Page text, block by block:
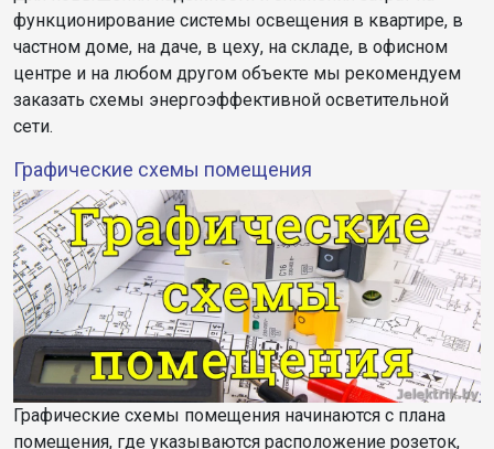
функционирование системы освещения в квартире, в
частном доме, на даче, в цеху, на складе, в офисном
центре и на любом другом объекте мы рекомендуем
заказать схемы энергоэффективной осветительной
сети.
Графические схемы помещения
Графические схемы помещения начинаются с плана
помещения, где указываются расположение розеток,